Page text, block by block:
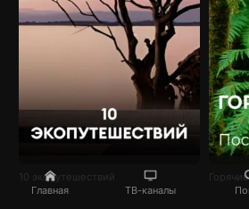
Главная ТВ-каналы
10 экопутешествий